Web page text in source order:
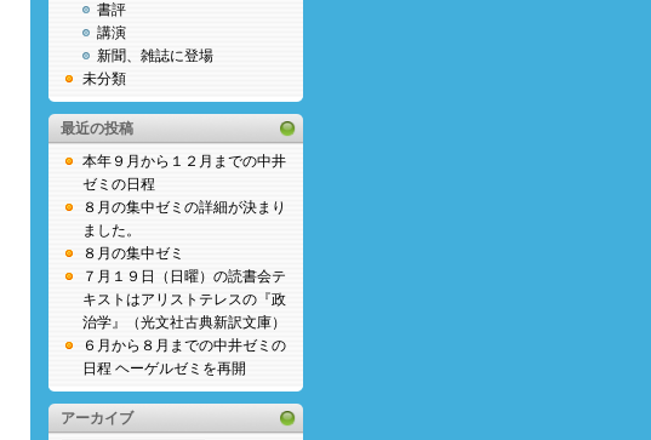
書評
講演
新聞、雑誌に登場
未分類
最近の投稿
本年９月から１２月までの中井
ゼミの日程
８月の集中ゼミの詳細が決まり
ました。
８月の集中ゼミ
７月１９日（日曜）の読書会テ
キストはアリストテレスの『政
治学』（光文社古典新訳文庫）
６月から８月までの中井ゼミの
日程 ヘーゲルゼミを再開
アーカイブ